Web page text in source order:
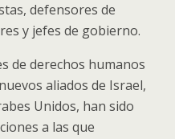
defensores de
y jefes de gobierno.
de derechos humanos
aliados de Israel,
Unidos, han sido
a las que